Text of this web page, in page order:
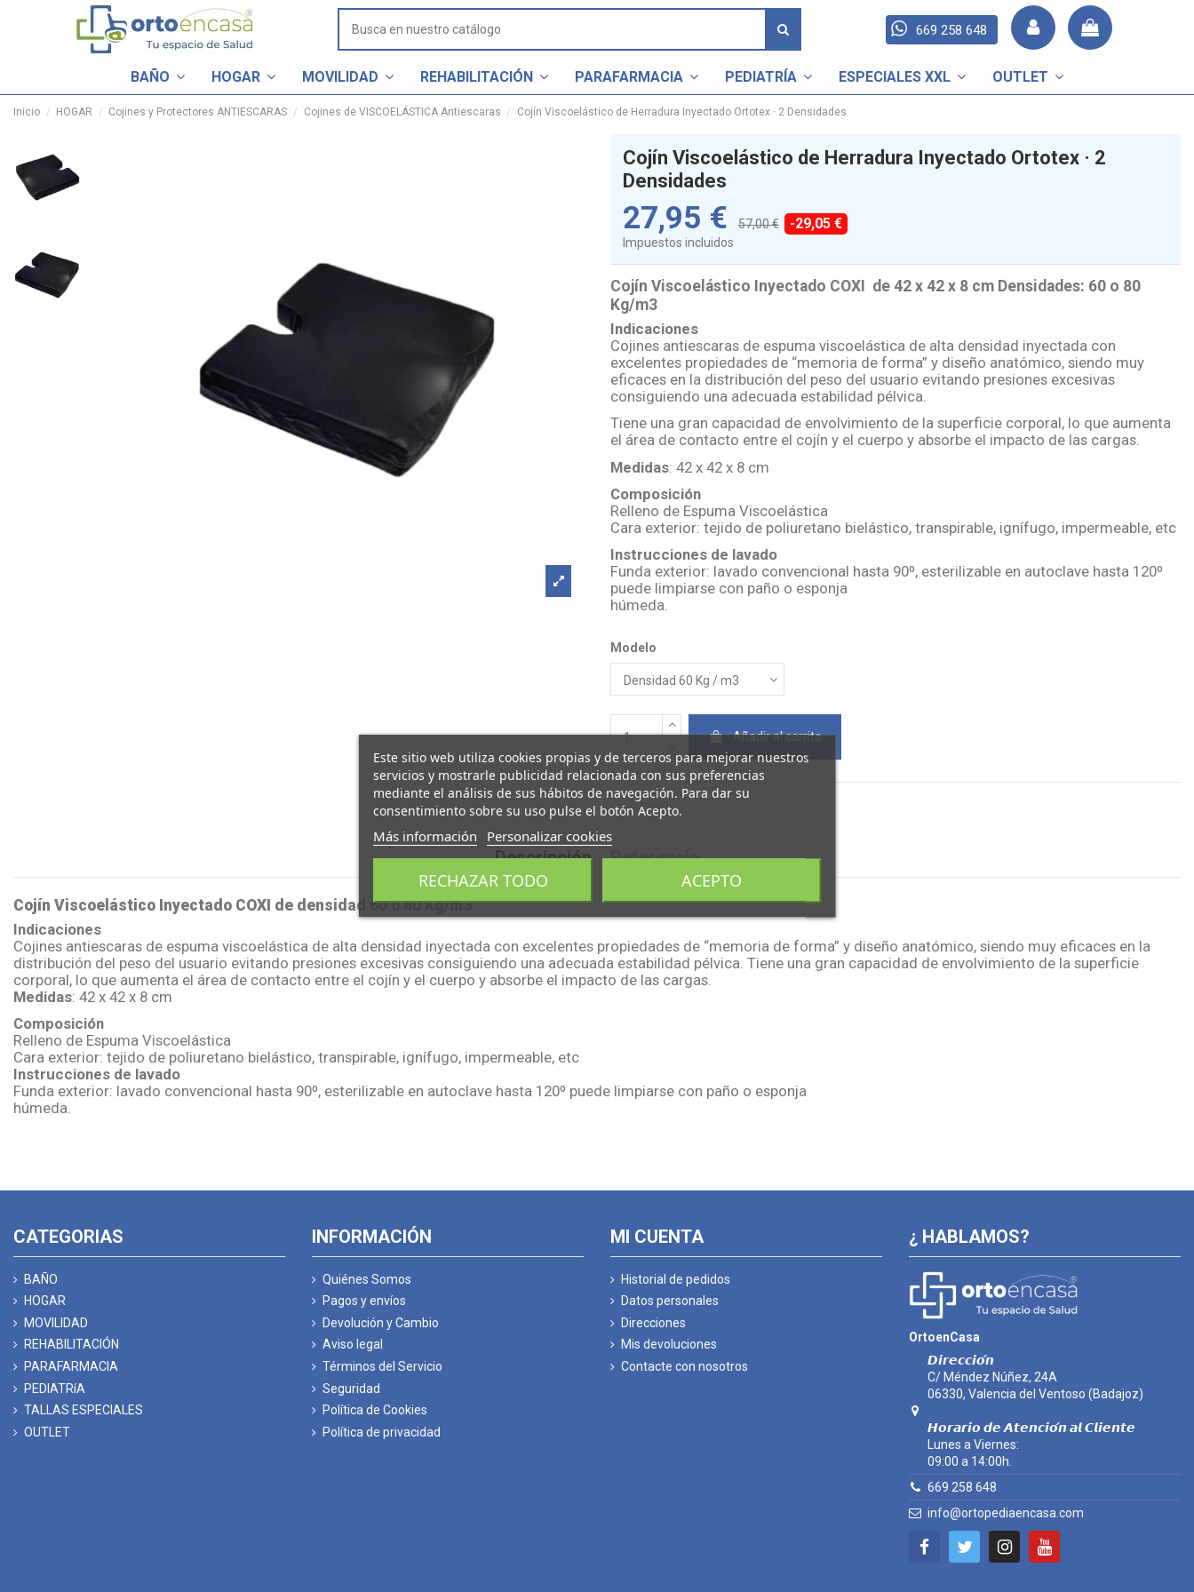
669 258 648
BAÑO HOGAR MOVILIDAD REHABILITACIÓN PARAFARMACIA PEDIATRÍA ESPECIALES XXL OUTLET
Inicio HOGAR Cojines y Protectores ANTIESCARAS Cojines de VISCOELÁSTICA Antiescaras Cojín Viscoelástico de Herradura Inyectado Ortotex · 2 Densidades
Cojín Viscoelástico de Herradura Inyectado Ortotex · 2
Densidades
27,95 € 57,00 € -29,05 €
Impuestos incluidos
Cojín Viscoelástico Inyectado COXI de 42 x 42 x 8 cm Densidades: 60 o 80
Kg/m3
Indicaciones
Cojines antiescaras de espuma viscoelástica de alta densidad inyectada con
excelentes propiedades de “memoria de forma” y diseño anatómico, siendo muy
eficaces en la distribución del peso del usuario evitando presiones excesivas
consiguiendo una adecuada estabilidad pélvica.
Tiene una gran capacidad de envolvimiento de la superficie corporal, lo que aumenta
el área de contacto entre el cojín y el cuerpo y absorbe el impacto de las cargas.
Medidas: 42 x 42 x 8 cm
Composición
Relleno de Espuma Viscoelástica
Cara exterior: tejido de poliuretano bielástico, transpirable, ignífugo, impermeable, etc
Instrucciones de lavado
Funda exterior: lavado convencional hasta 90º, esterilizable en autoclave hasta 120º
puede limpiarse con paño o esponja
húmeda.
Modelo
Añadir al carrito
Descripción Referencia
Cojín Viscoelástico Inyectado COXI de densidad 60 o 80 Kg/m3
Indicaciones
Cojines antiescaras de espuma viscoelástica de alta densidad inyectada con excelentes propiedades de “memoria de forma” y diseño anatómico, siendo muy eficaces en la
distribución del peso del usuario evitando presiones excesivas consiguiendo una adecuada estabilidad pélvica. Tiene una gran capacidad de envolvimiento de la superficie
corporal, lo que aumenta el área de contacto entre el cojín y el cuerpo y absorbe el impacto de las cargas.
Medidas: 42 x 42 x 8 cm
Composición
Relleno de Espuma Viscoelástica
Cara exterior: tejido de poliuretano bielástico, transpirable, ignífugo, impermeable, etc
Instrucciones de lavado
Funda exterior: lavado convencional hasta 90º, esterilizable en autoclave hasta 120º puede limpiarse con paño o esponja
húmeda.
CATEGORIAS
BAÑO
HOGAR
MOVILIDAD
REHABILITACIÓN
PARAFARMACIA
PEDIATRíA
TALLAS ESPECIALES
OUTLET
INFORMACIÓN
Quiénes Somos
Pagos y envíos
Devolución y Cambio
Aviso legal
Términos del Servicio
Seguridad
Política de Cookies
Política de privacidad
MI CUENTA
Historial de pedidos
Datos personales
Direcciones
Mis devoluciones
Contacte con nosotros
¿ HABLAMOS?
OrtoenCasa
𝘿𝙞𝙧𝙚𝙘𝙘𝙞𝙤́𝙣
C/ Méndez Núñez, 24A
06330, Valencia del Ventoso (Badajoz)
𝙃𝙤𝙧𝙖𝙧𝙞𝙤 𝙙𝙚 𝘼𝙩𝙚𝙣𝙘𝙞𝙤́𝙣 𝙖𝙡 𝘾𝙡𝙞𝙚𝙣𝙩𝙚
Lunes a Viernes:
09:00 a 14:00h.
669 258 648
info@ortopediaencasa.com
Este sitio web utiliza cookies propias y de terceros para mejorar nuestros
servicios y mostrarle publicidad relacionada con sus preferencias
mediante el análisis de sus hábitos de navegación. Para dar su
consentimiento sobre su uso pulse el botón Acepto.
Más información Personalizar cookies
RECHAZAR TODO ACEPTO